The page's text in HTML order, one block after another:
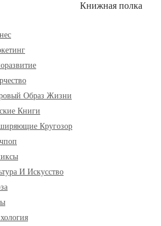
Книжная полка
Образ Жизни
Книги
Кругозор
И Искусство